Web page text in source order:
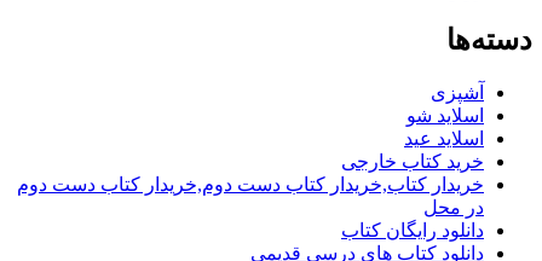
دسته‌ها
آشپزی
اسلاید شو
اسلاید عید
خرید کتاب خارجی
خریدار کتاب,خریدار کتاب دست دوم,خریدار کتاب دست دوم
در محل
دانلود رایگان کتاب
دانلود کتاب های درسی قدیمی